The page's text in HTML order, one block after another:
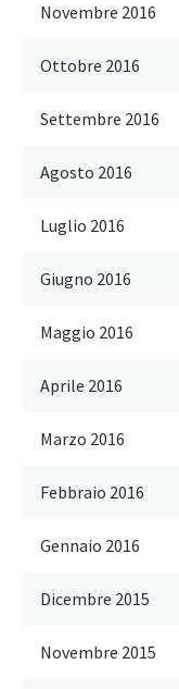
Novembre 2016
Ottobre 2016
Settembre 2016
Agosto 2016
Luglio 2016
Giugno 2016
Maggio 2016
Aprile 2016
Marzo 2016
Febbraio 2016
Gennaio 2016
Dicembre 2015
Novembre 2015